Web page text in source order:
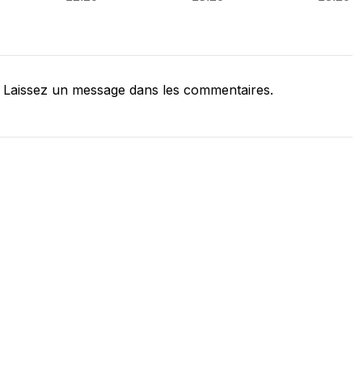
Laissez un message dans les commentaires.